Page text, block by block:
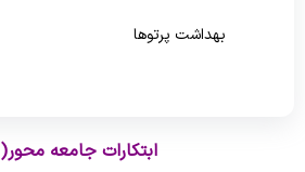
بهداشت پرتوها
بهداشت محیط مدارس
ابتکارات جامعه محور(CBI)